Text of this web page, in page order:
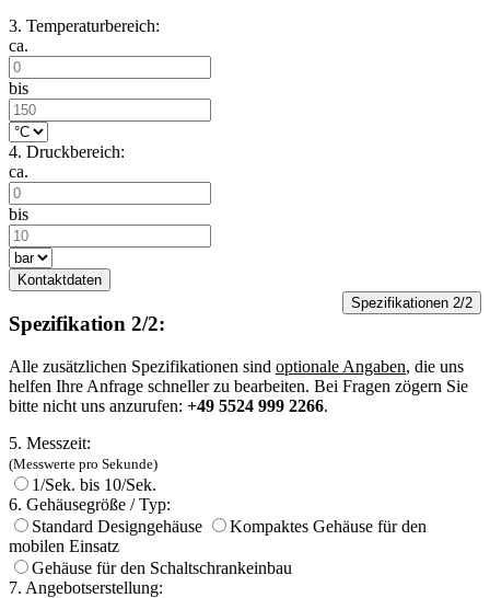
3. Temperaturbereich:
ca.
bis
4. Druckbereich:
ca.
bis
Kontaktdaten
Spezifikationen 2/2
Spezifikation 2/2:
Alle zusätzlichen Spezifikationen sind optionale Angaben, die uns
helfen Ihre Anfrage schneller zu bearbeiten. Bei Fragen zögern Sie
bitte nicht uns anzurufen: +49 5524 999 2266.
5. Messzeit:
(Messwerte pro Sekunde)
1/Sek. bis 10/Sek.
6. Gehäusegröße / Typ:
Standard Designgehäuse
Kompaktes Gehäuse für den
mobilen Einsatz
Gehäuse für den Schaltschrankeinbau
7. Angebotserstellung: